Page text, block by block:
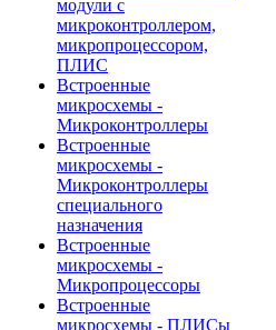
модули с
микроконтроллером,
микропроцессором,
ПЛИС
Встроенные
микросхемы -
Микроконтроллеры
Встроенные
микросхемы -
Микроконтроллеры
специального
назначения
Встроенные
микросхемы -
Микропроцессоры
Встроенные
микросхемы - ПЛИСы